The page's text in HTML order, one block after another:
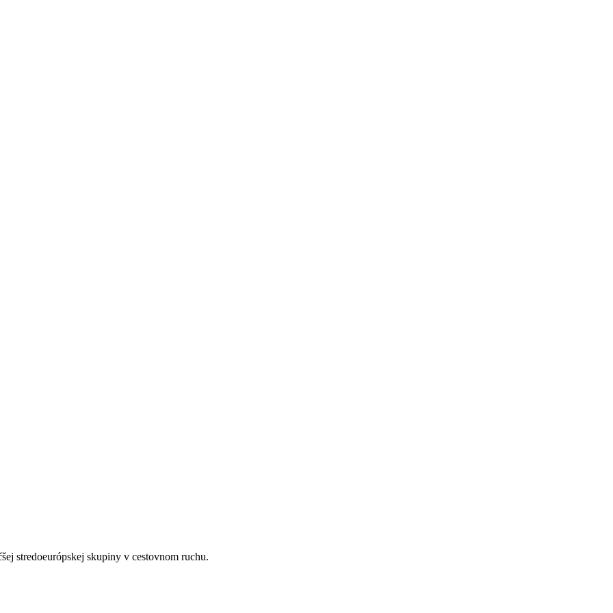
Palm Kitchen
Palm Kitchen, večera (18:00 - 21:00) podľa servírovaného menu v hlavnej reštaurácii Palm Kitchen alebo reštaurácii Soi 14
Palm Kitchen, obed (11:30 - 14:00) a večera (18:00 - 21:00) podľa servírovaného menu v hlavnej reštaurácii Palm Kitchen alebo
Palm Kitchen, obed (11:30 - 14:00) a večera (18:00 - 21:00) podľa servírovaného menu v hlavnej reštaurácii Palm Kitchen alebo
aj nealkoholických nápojov (11:00 - 22:00)
4 noci (s výnimkou izby Suite) - závisí od aktuálnej dostupnosti
4 noci (s výnimkou izby Suite) - závisí od aktuálnej dostupnosti
stredoeurópskej skupiny v cestovnom ruchu.